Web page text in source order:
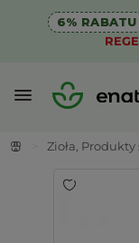
6% RABATU
Zioła, Produkty